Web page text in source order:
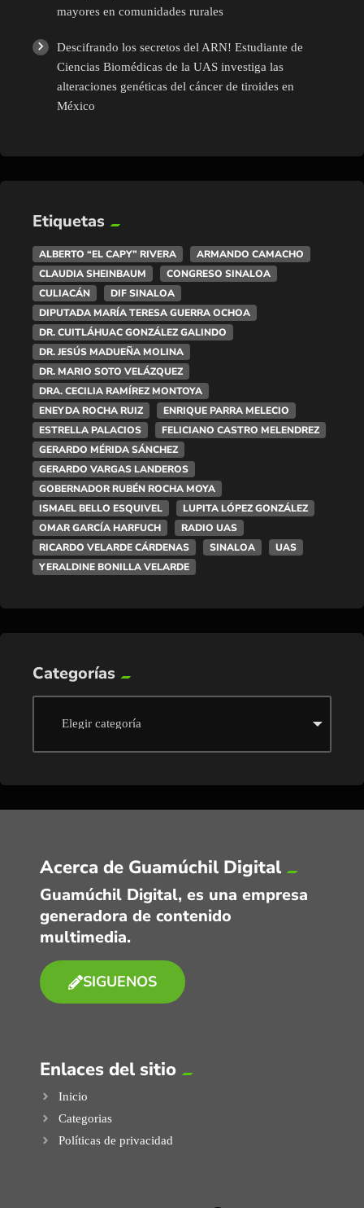
mayores en comunidades rurales
Descifrando los secretos del ARN! Estudiante de
Ciencias Biomédicas de la UAS investiga las
alteraciones genéticas del cáncer de tiroides en
México
Etiquetas
ALBERTO “EL CAPY” RIVERA
ARMANDO CAMACHO
CLAUDIA SHEINBAUM
CONGRESO SINALOA
CULIACÁN
DIF SINALOA
DIPUTADA MARÍA TERESA GUERRA OCHOA
DR. CUITLÁHUAC GONZÁLEZ GALINDO
DR. JESÚS MADUEÑA MOLINA
DR. MARIO SOTO VELÁZQUEZ
DRA. CECILIA RAMÍREZ MONTOYA
ENEYDA ROCHA RUIZ
ENRIQUE PARRA MELECIO
ESTRELLA PALACIOS
FELICIANO CASTRO MELENDREZ
GERARDO MÉRIDA SÁNCHEZ
GERARDO VARGAS LANDEROS
GOBERNADOR RUBÉN ROCHA MOYA
ISMAEL BELLO ESQUIVEL
LUPITA LÓPEZ GONZÁLEZ
OMAR GARCÍA HARFUCH
RADIO UAS
RICARDO VELARDE CÁRDENAS
SINALOA
UAS
YERALDINE BONILLA VELARDE
Categorías
Acerca de Guamúchil Digital
Guamúchil Digital, es una empresa
generadora de contenido
multimedia.
SIGUENOS
Enlaces del sitio
Inicio
Categorias
Políticas de privacidad